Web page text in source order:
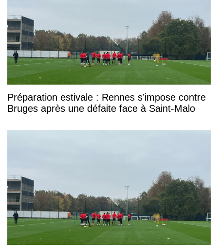
Préparation estivale : Rennes s’impose contre
Bruges après une défaite face à Saint-Malo